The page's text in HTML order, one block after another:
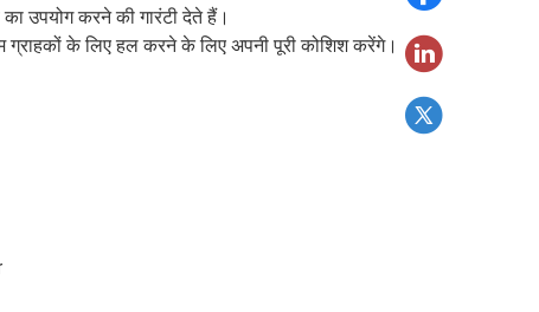
का उपयोग करने की गारंटी देते हैं।
ग्राहकों के लिए हल करने के लिए अपनी पूरी कोशिश करेंगे।